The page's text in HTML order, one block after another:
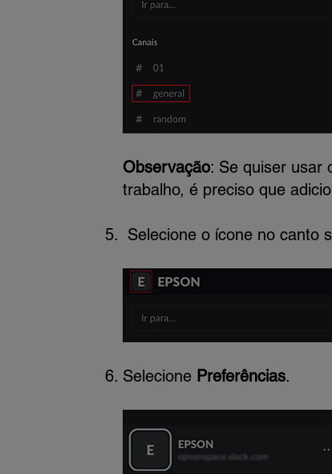
Observação: Se quiser usar
trabalho, é preciso que
Selecione o ícone no canto
Selecione Preferências.